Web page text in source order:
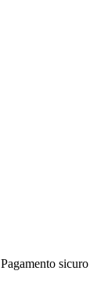
Pagamento sicuro